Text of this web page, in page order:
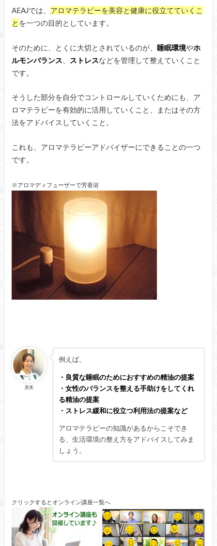
AEAJでは、 アロマテラピーを美容と健康に役立てていくこ
と を一つの目的としています。
そのために、とくに大切とされているのが、 睡眠環境やホ
ルモンバランス
ストレスなどを管理して整えていくこと
です。
そうした部分を自分でコントロールしていくためにも、ア
ロマテラピーを有効的に活用していくこと、またはその方
法をアドバイスしていくこと。
これも、アロマテラピーアドバイザーにできることの一つ
です。
※アロマディフューザーで芳香浴
恵美
例えば、
・良質な睡眠のためにおすすめの精油の提案
・女性のバランスを整える手助けをしてくれ
る精油の提案
・ストレス緩和に役立つ利用法の提案など
アロマテラピーの知識があるからこそでき
る、生活環境の整え方をアドバイスしてみま
しょう。
クリックするとオンライン講座一覧へ